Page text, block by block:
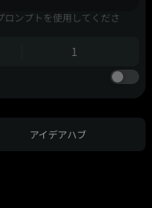
ンプトを使用してくださ
1
アイデアハブ